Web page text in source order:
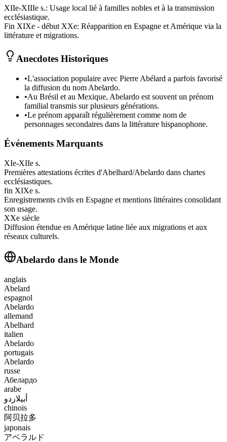
XIIe-XIIIe s.: Usage local lié à familles nobles et à la transmission
ecclésiastique.
Fin XIXe - début XXe: Réapparition en Espagne et Amérique via la
littérature et migrations.
Anecdotes Historiques
•L'association populaire avec Pierre Abélard a parfois favorisé
la diffusion du nom Abelardo.
•Au Brésil et au Mexique, Abelardo est souvent un prénom
familial transmis sur plusieurs générations.
•Le prénom apparaît régulièrement comme nom de
personnages secondaires dans la littérature hispanophone.
Événements Marquants
XIe-XIIe s.
Premières attestations écrites d'Abelhard/Abelardo dans chartes
ecclésiastiques.
fin XIXe s.
Enregistrements civils en Espagne et mentions littéraires consolidant
son usage.
XXe siècle
Diffusion étendue en Amérique latine liée aux migrations et aux
réseaux culturels.
Abelardo dans le Monde
anglais
Abelard
espagnol
Abelardo
allemand
Abelhard
italien
Abelardo
portugais
Abelardo
russe
Абелардо
arabe
أبيلاردو
chinois
阿贝拉多
japonais
アベラルド